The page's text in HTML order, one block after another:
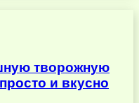
творожную
и вкусно